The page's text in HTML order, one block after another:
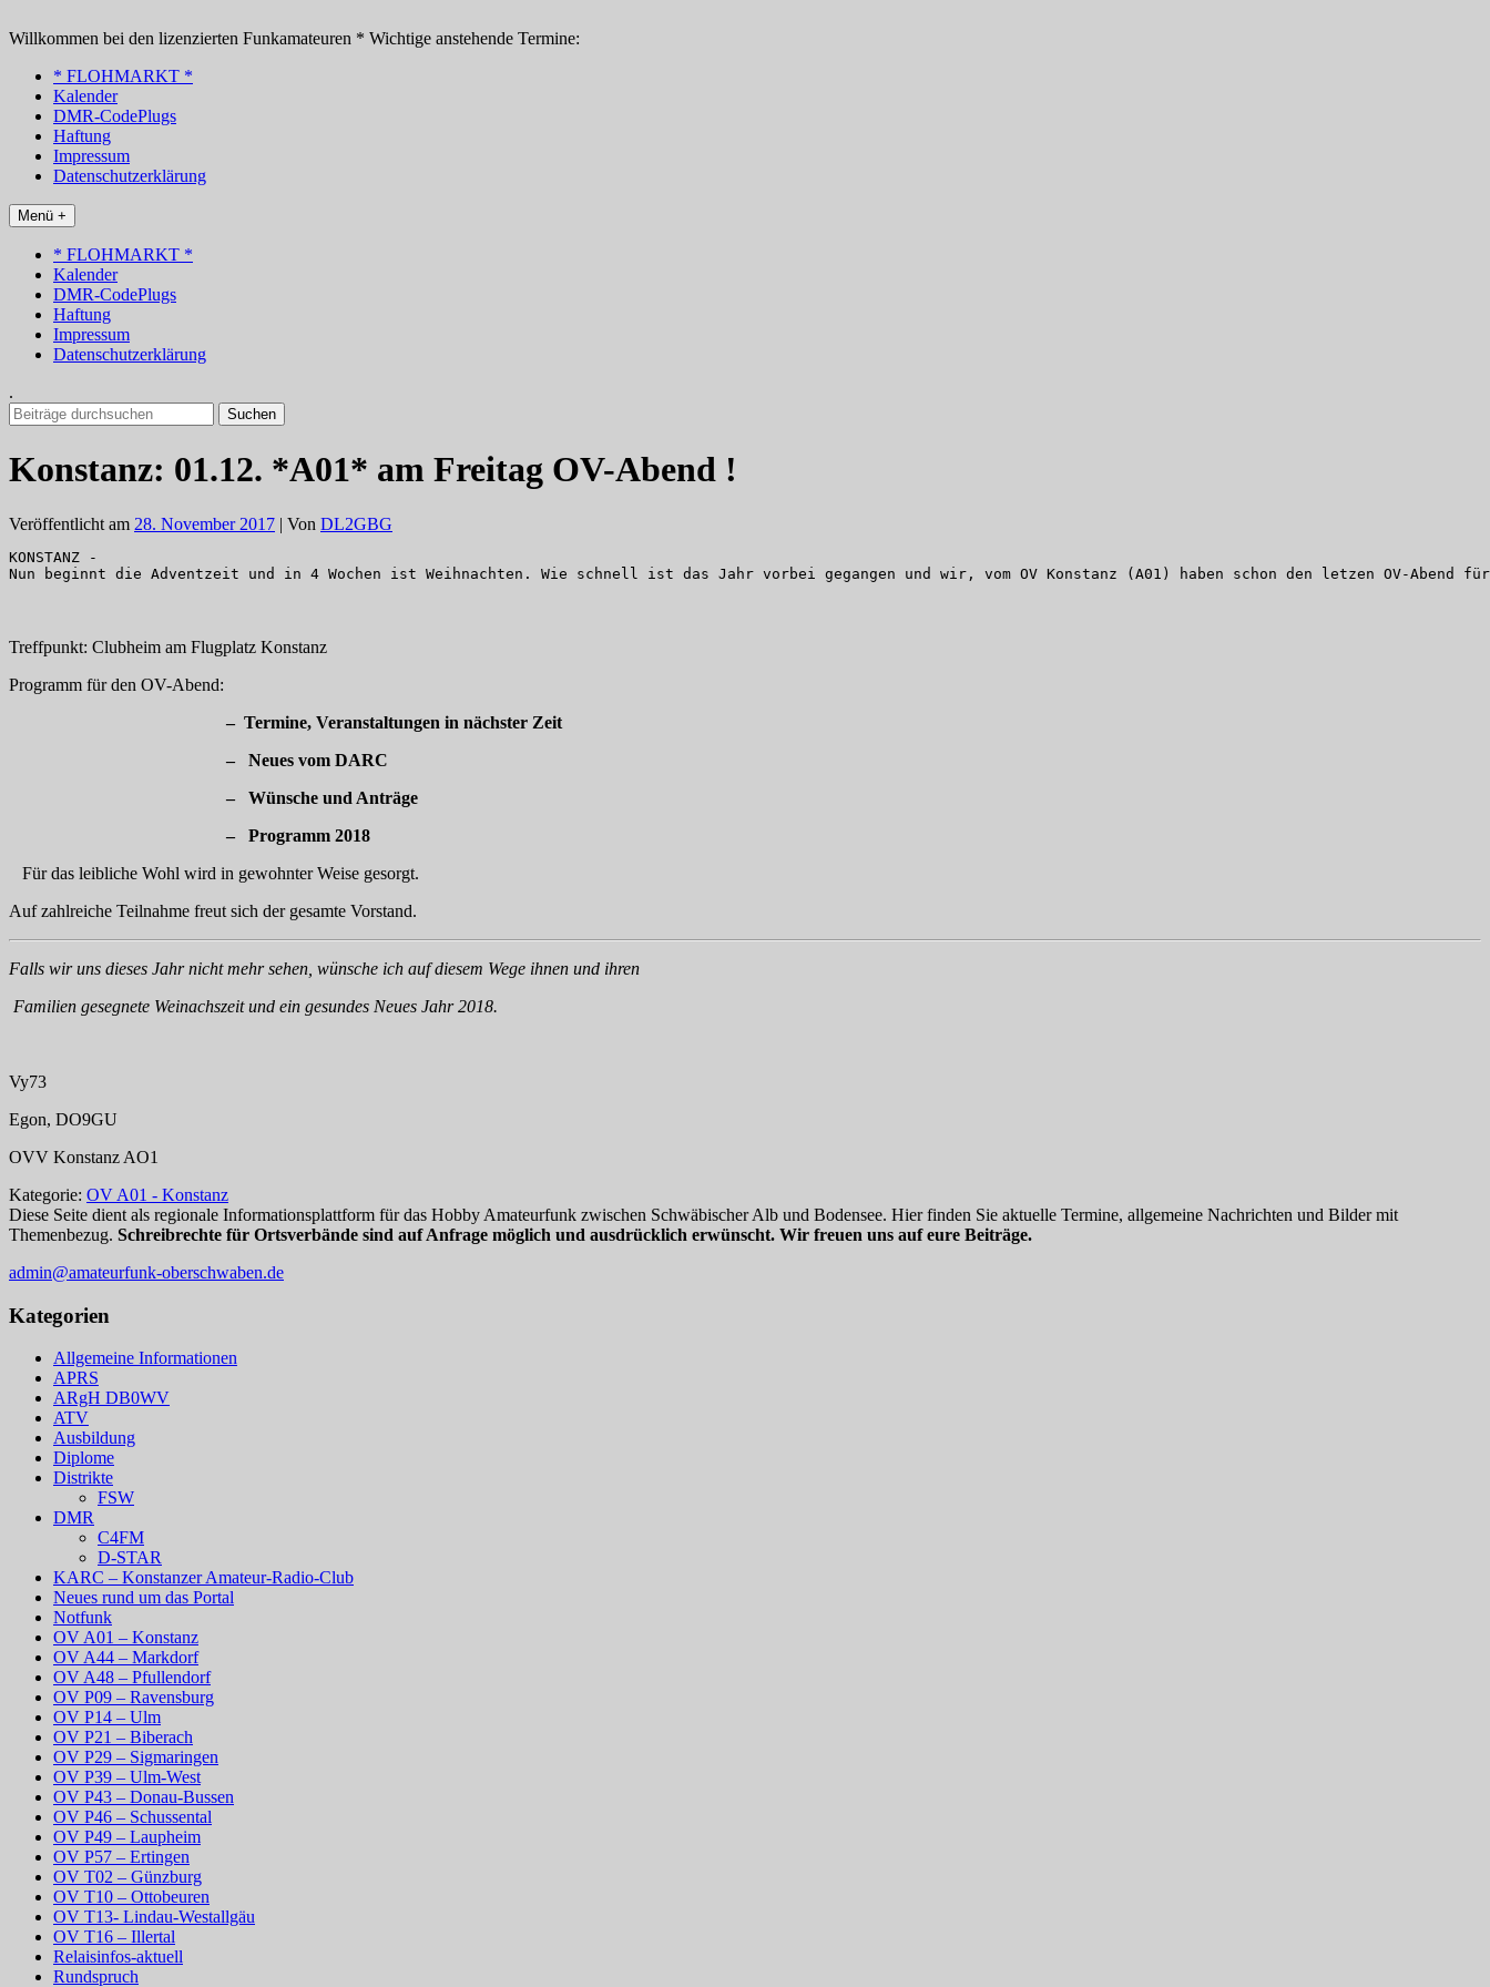
Inhalt
Willkommen bei den lizenzierten Funkamateuren * Wichtige anstehende Termine:
* FLOHMARKT *
Kalender
DMR-CodePlugs
Haftung
Impressum
Datenschutzerklärung
Menü +
* FLOHMARKT *
Kalender
DMR-CodePlugs
Haftung
Impressum
Datenschutzerklärung
.
Suchen
nach:
Konstanz: 01.12. *A01* am Freitag OV-Abend !
Veröffentlicht am 28. November 2017 | Von DL2GBG
KONSTANZ -
Nun beginnt die Adventzeit und in 4 Wochen ist Weihnachten. Wie schnell ist das Jahr vorbei gegangen und wir, vom OV Konstanz (A01) haben schon den letzen OV-Abend
Treffpunkt: Clubheim am Flugplatz Konstanz
Programm für den OV-Abend:
– Termine, Veranstaltungen in nächster Zeit
– Neues vom DARC
– Wünsche und Anträge
– Programm 2018
Für das leibliche Wohl wird in gewohnter Weise gesorgt.
Auf zahlreiche Teilnahme freut sich der gesamte Vorstand.
Falls wir uns dieses Jahr nicht mehr sehen, wünsche ich auf diesem Wege ihnen und ihren
Familien gesegnete Weinachszeit und ein gesundes Neues Jahr 2018.
Vy73
Egon, DO9GU
OVV Konstanz AO1
Kategorie: OV A01 - Konstanz
Diese Seite dient als regionale Informationsplattform für das Hobby Amateurfunk zwischen Schwäbischer Alb und Bodensee. Hier finden Sie aktuelle Termine, allgemeine Nachrichten und Bilder mit
Themenbezug. Schreibrechte für Ortsverbände sind auf Anfrage möglich und ausdrücklich erwünscht. Wir freuen uns auf eure Beiträge.
admin@amateurfunk-oberschwaben.de
Kategorien
Allgemeine Informationen
APRS
ARgH DB0WV
ATV
Ausbildung
Diplome
Distrikte
FSW
DMR
C4FM
D-STAR
KARC – Konstanzer Amateur-Radio-Club
Neues rund um das Portal
Notfunk
OV A01 – Konstanz
OV A44 – Markdorf
OV A48 – Pfullendorf
OV P09 – Ravensburg
OV P14 – Ulm
OV P21 – Biberach
OV P29 – Sigmaringen
OV P39 – Ulm-West
OV P43 – Donau-Bussen
OV P46 – Schussental
OV P49 – Laupheim
OV P57 – Ertingen
OV T02 – Günzburg
OV T10 – Ottobeuren
OV T13- Lindau-Westallgäu
OV T16 – Illertal
Relaisinfos-aktuell
Rundspruch